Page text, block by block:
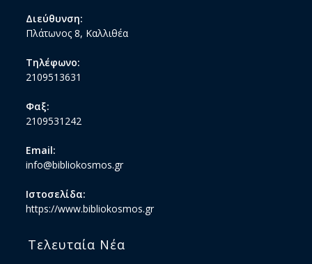
Διεύθυνση:
Πλάτωνος 8, Καλλιθέα
Τηλέφωνο:
2109513631
Φαξ:
2109531242
Email:
info@bibliokosmos.gr
Ιστοσελίδα:
https://www.bibliokosmos.gr
Τελευταία Νέα